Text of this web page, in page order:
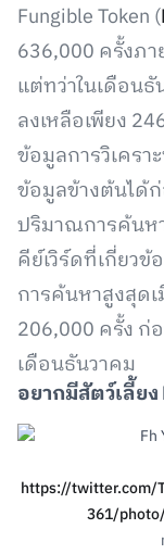
Fungible Token (
636,000 ครั้งภ
แต่ทว่าในเดือน
ลงเหลือเพียง
ข้อมูลการวิเคร
ข้อมูลข้างต้นได้
ปริมาณการค้นหา
คีย์เวิร์ดที่เกี่ยวข้
การค้นหาสูงสุด
206,000 ครั้ง ก่
เดือนธันวาคม
อยากมีสัตว์เลี้ยง
https://twitter.com/
361/